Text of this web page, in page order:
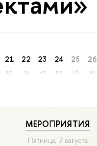
21
вт
22
ср
23
чт
24
пт
25
сб
26
вс
МЕРОПРИЯТИЯ
Пятница, 7 августа